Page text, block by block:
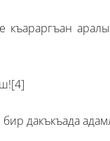
[4]
дакъкъада